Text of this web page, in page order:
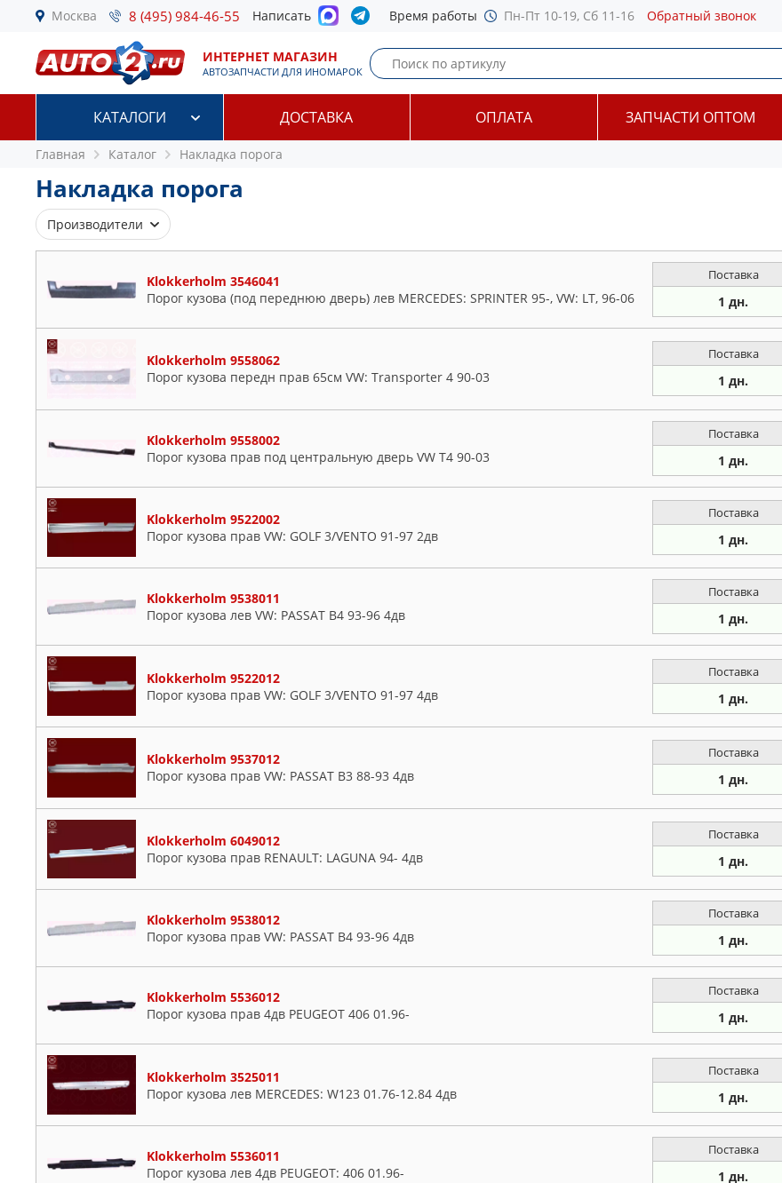
Москва 8 (495) 984-46-55 Написать Время работы Пн-Пт 10-19, Сб 11-16 Обратный звонок
ИНТЕРНЕТ МАГАЗИН
АВТОЗАПЧАСТИ ДЛЯ ИНОМАРОК
КАТАЛОГИ ДОСТАВКА ОПЛАТА ЗАПЧАСТИ ОПТОМ
Главная Каталог Накладка порога
Накладка порога
Производители
BLIC
BMW
FORD
IVECO
KLOKKERHOLM
Klokkerholm 3546041
Порог кузова (под переднюю дверь) лев MERCEDES: SPRINTER 95-, VW: LT, 96-06
Поставка
1 дн.
Klokkerholm 9558062
Порог кузова передн прав 65см VW: Transporter 4 90-03
Поставка
1 дн.
Klokkerholm 9558002
Порог кузова прав под центральную дверь VW T4 90-03
Поставка
1 дн.
Klokkerholm 9522002
Порог кузова прав VW: GOLF 3/VENTO 91-97 2дв
Поставка
1 дн.
Klokkerholm 9538011
Порог кузова лев VW: PASSAT B4 93-96 4дв
Поставка
1 дн.
Klokkerholm 9522012
Порог кузова прав VW: GOLF 3/VENTO 91-97 4дв
Поставка
1 дн.
Klokkerholm 9537012
Порог кузова прав VW: PASSAT B3 88-93 4дв
Поставка
1 дн.
Klokkerholm 6049012
Порог кузова прав RENAULT: LAGUNA 94- 4дв
Поставка
1 дн.
Klokkerholm 9538012
Порог кузова прав VW: PASSAT B4 93-96 4дв
Поставка
1 дн.
Klokkerholm 5536012
Порог кузова прав 4дв PEUGEOT 406 01.96-
Поставка
1 дн.
Klokkerholm 3525011
Порог кузова лев MERCEDES: W123 01.76-12.84 4дв
Поставка
1 дн.
Klokkerholm 5536011
Порог кузова лев 4дв PEUGEOT: 406 01.96-
Поставка
1 дн.